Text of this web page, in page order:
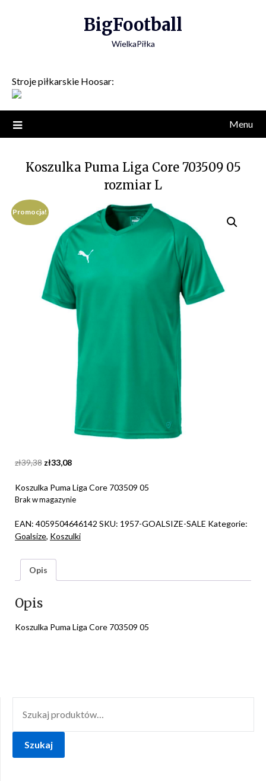
BigFootball
WielkaPiłka
Stroje piłkarskie Hoosar:
Menu
Koszulka Puma Liga Core 703509 05
rozmiar L
Promocja!
zł39,38 Original
was:
zł39,38.
zł33,08Current
is:
zł33,08.
Koszulka Puma Liga Core 703509 05
Brak w magazynie
EAN: 4059504646142 SKU: 1957-GOALSIZE-SALE Kategorie:
Goalsize, Koszulki
Opis
Opis
Koszulka Puma Liga Core 703509 05
Szukaj